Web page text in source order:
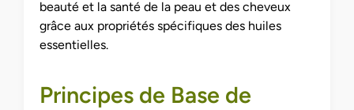
beauté et la santé de la peau et des cheveux
grâce aux propriétés spécifiques des huiles
essentielles.
Principes de Base de